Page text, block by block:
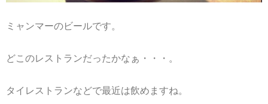
ミャンマーのビールです。
どこのレストランだったかなぁ・・・。
タイレストランなどで最近は飲めますね。